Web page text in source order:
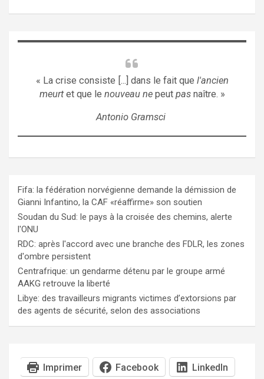
« La crise consiste [...] dans le fait que l'ancien
meurtet que le nouveau nepeut pasnaître. »
Antonio Gramsci
Fifa: la fédération norvégienne demande la démission de
Gianni Infantino, la CAF «réaffirme» son soutien
Soudan du Sud: le pays à la croisée des chemins, alerte
l'ONU
RDC: après l'accord avec une branche des FDLR, les zones
d'ombre persistent
Centrafrique: un gendarme détenu par le groupe armé
AAKG retrouve la liberté
Libye: des travailleurs migrants victimes d’extorsions par
des agents de sécurité, selon des associations
Imprimer Facebook LinkedIn